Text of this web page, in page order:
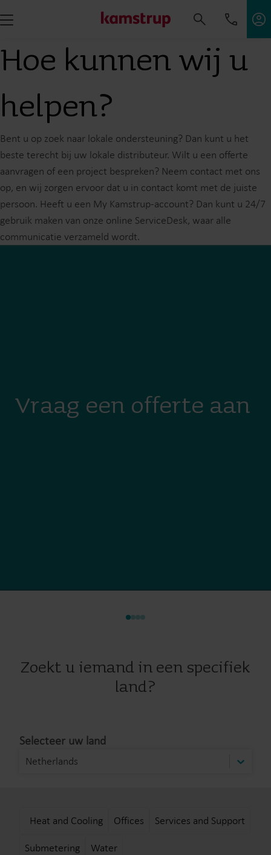
Hoe kunnen wij u
helpen?
Bent u op zoek naar lokale ondersteuning? Dan kunt u het
beste terecht bij uw lokale distributeur. Wilt u een offerte
aanvragen of een project bespreken? Neem contact met ons
op, en wij zorgen ervoor dat u in contact komt met de juiste
persoon. Heeft u een My Kamstrup-account? Dan kunt u 24/7
gebruik maken van onze online ServiceDesk, waar alle
communicatie verzameld wordt.
Vraag een offerte aan
Zoekt u iemand in een specifiek
land?
Selecteer uw land
Netherlands
Heat and Cooling Offices Services and Support
Submetering Water